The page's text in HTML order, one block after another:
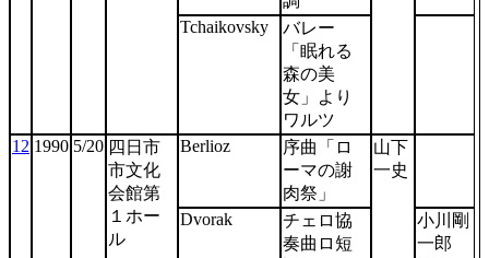
Tchaikovsky
バレー
「眠れる
森の美
女」より
ワルツ
12 1990 5/20 四日市
市文化
会館第
１ホー
ル
Berlioz
序曲「ロ
ーマの謝
肉祭」
山下
一史
Dvorak
チェロ協
奏曲ロ短
小川剛
一郎